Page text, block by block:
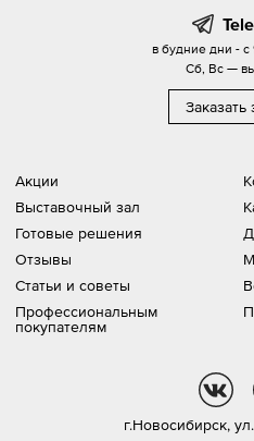
Акции
Выставочный зал
Готовые решения
Отзывы
Статьи и советы
Профессиональным
покупателям
в будние дни - с
Сб, Вс —
Заказать
г.Новосибирск,